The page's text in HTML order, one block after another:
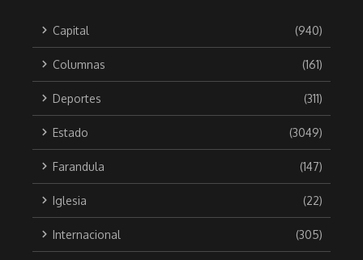
Capital (940)
Columnas (161)
Deportes (311)
Estado (3049)
Farandula (147)
Iglesia (22)
Internacional (305)